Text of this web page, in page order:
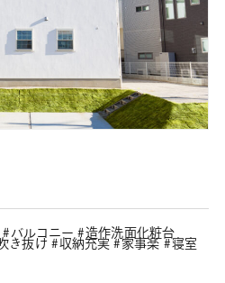
バルコニー
造作洗面化粧台
き抜け 収納充実 家事楽
寝室